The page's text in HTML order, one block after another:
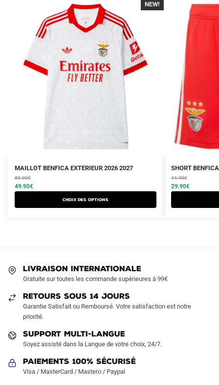
-40%
NEW!
MAILLOT BENFICA EXTERIEUR 2026 2027
89.90€
Le
prix
initial
était :
49.90€
Le
prix
actuel
est :
Choix des options
Ce
produit
a
choisies
la
page
produit
SHORT
44.90€
Le
prix
initial
était :
29.90€
Le
prix
actuel
est :
Ce
produit
a
page
LIVRAISON INTERNATIONALE
Gratuite sur toutes les commande supérieures à 99€
RETOURS SOUS 14 JOURS
Garantie Satisfait ou Remboursé. Votre satisfaction est notre
priorité.
SUPPORT MULTI-LANGUE
Soyez assisté dans la Langue de votre choix, 24/7.
Paiements 100% Sécurisé
Visa / MasterCard / Mastero / Paypal